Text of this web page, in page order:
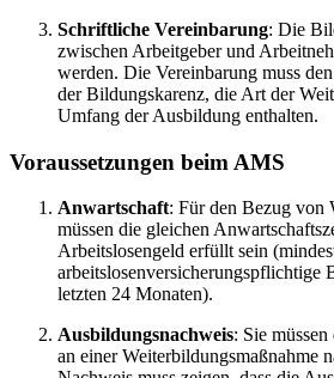
Schriftliche Vereinbarung: Die
zwischen Arbeitgeber und
werden. Die Vereinbarung muss
der Bildungskarenz, die Art der
Umfang der Ausbildung enthalten.
Voraussetzungen beim AMS
Anwartschaft: Für den Bezug von
müssen die gleichen
Arbeitslosengeld erfüllt sein
arbeitslosenversicherungspflichtige
letzten 24 Monaten).
Ausbildungsnachweis: Sie
an einer Weiterbildungsmaßnahme